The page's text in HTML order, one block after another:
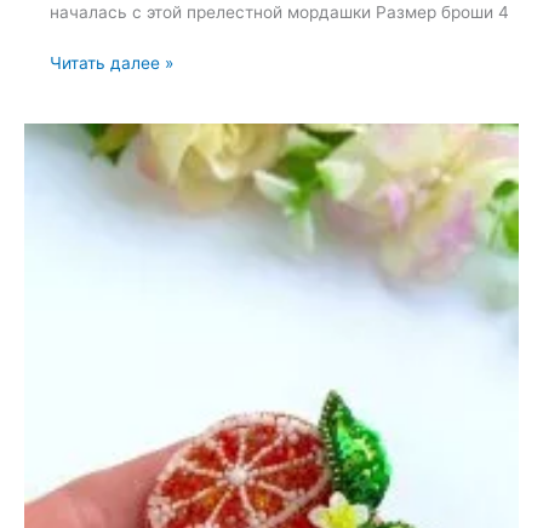
началась с этой прелестной мордашки Размер броши 4
Броши:
Кролик
Читать далее »